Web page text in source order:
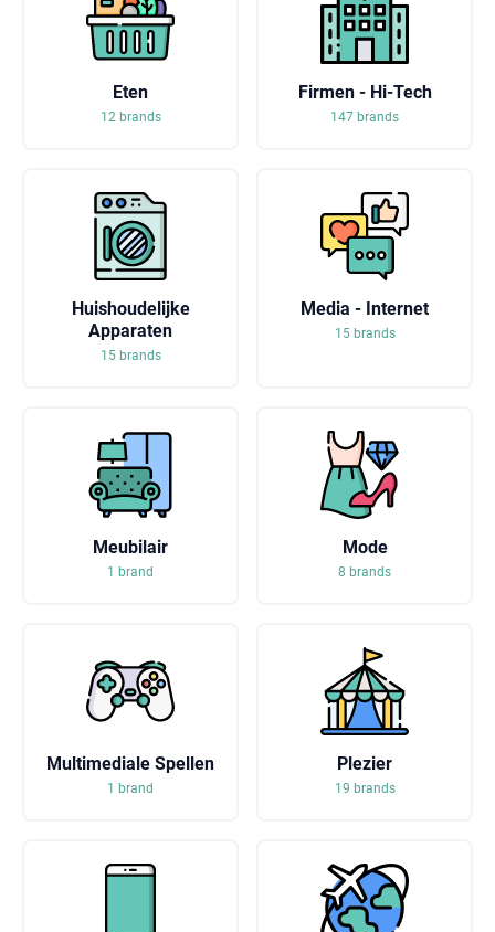
Eten
12 brands
Firmen - Hi-Tech
147 brands
Huishoudelijke
Apparaten
15 brands
Media - Internet
15 brands
Meubilair
1 brand
Mode
8 brands
Multimediale Spellen
1 brand
Plezier
19 brands